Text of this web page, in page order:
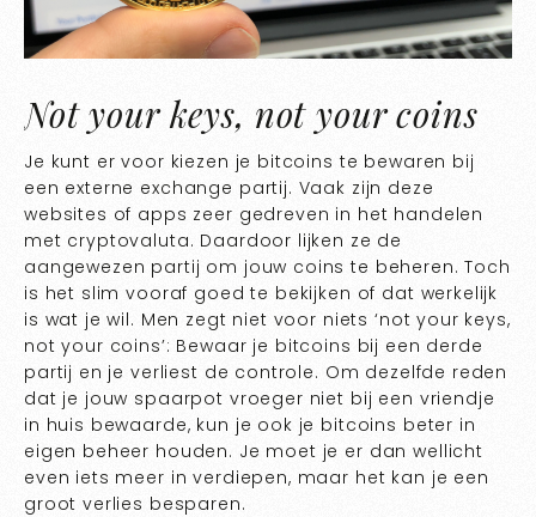
Not your keys, not your coins
Je kunt er voor kiezen je bitcoins te bewaren bij
een externe exchange partij. Vaak zijn deze
websites of apps zeer gedreven in het handelen
met cryptovaluta. Daardoor lijken ze de
aangewezen partij om jouw coins te beheren. Toch
is het slim vooraf goed te bekijken of dat werkelijk
is wat je wil. Men zegt niet voor niets ‘not your keys,
not your coins’: Bewaar je bitcoins bij een derde
partij en je verliest de controle. Om dezelfde reden
dat je jouw spaarpot vroeger niet bij een vriendje
in huis bewaarde, kun je ook je bitcoins beter in
eigen beheer houden. Je moet je er dan wellicht
even iets meer in verdiepen, maar het kan je een
groot verlies besparen.